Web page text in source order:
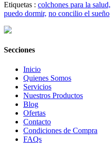
Etiquetas : colchones para la salud,
puedo dormir, no concilio el sueño
Secciones
Inicio
Quienes Somos
Servicios
Nuestros Productos
Blog
Ofertas
Contacto
Condiciones de Compra
FAQs